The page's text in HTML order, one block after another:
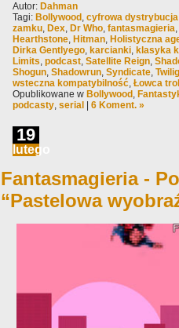
Autor: Dahman
Tagi: Bollywood , cyfrowa dystrybucja
zamku, Dex, Dr Who, fantasmagieria,
Hearthstone, Hitman, Holistyczna
Dirka Gentlyego, karcianki, klasyka
Limits, podcast, Satellite Reign,
Shogun, Shadowrun, Syndicate,
wsteczna kompatybilność, Łowca
Opublikowane w Bollywood ,
podcasty, serial 6 Koment. »
19
lutego
Fantasmagieria -
“Pastelowa